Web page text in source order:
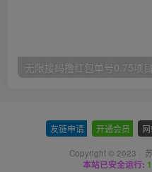
友链申请 开通会员
Copyright © 2023 ·
本站已安全运行: